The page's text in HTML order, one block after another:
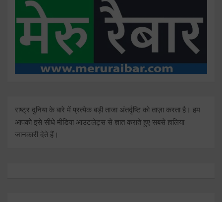
राष्ट्र दुनिया के बारे में प्रत्येक बड़ी ताजा अंतर्दृष्टि को ताज़ा करता है। हम
आपको इसे सीधे मीडिया आउटलेट्स से ज्ञात कराते हुए सबसे हालिया
जानकारी देते हैं।